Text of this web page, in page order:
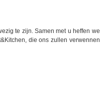
te zijn. Samen met u heffen we
die ons zullen verwennen